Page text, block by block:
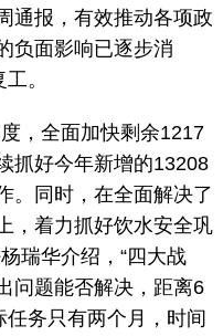
通报，有效推动各项政
负面影响已逐步消
。
，全面加快剩余1217
抓好今年新增的13208
。同时，在全面解决了
，着力抓好饮水安全巩
瑞华介绍，“四大战
问题能否解决，距离6
任务只有两个月，时间